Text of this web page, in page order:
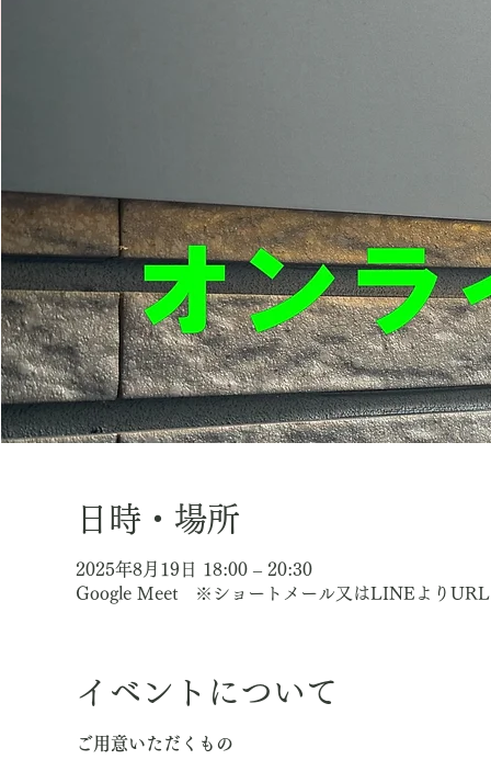
日時・場所
2025年8月19日 18:00 – 20:30
Google Meet ※ショートメール又はLINEよりURL
イベントについて
ご用意いただくもの